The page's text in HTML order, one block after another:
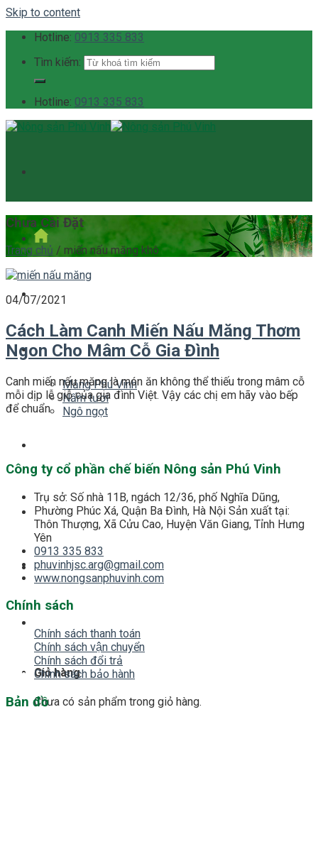
Skip to content
Hotline: 0913 335 833
Tìm kiếm:
Hotline: 0913 335 833
Giới thiệu
Sản Phẩm
Măng Phú Vinh
Nấm tươi
Ngô ngọt
Thư viện ảnh
Các món ăn
Giỏ hàng
Chưa có sản phẩm trong giỏ hàng.
Chưa Cài Đặt
Trang chủ / miến nấu măng khô
04/07/2021
Cách Làm Canh Miến Nấu Măng Thơm
Ngon Cho Mâm Cỗ Gia Đình
Canh miến nấu măng là món ăn không thể thiếu trong mâm cỗ
mỗi dịp lễ giỗ của gia đình Việt. Vậy các chị em hãy vào bếp
để chuẩn
Công ty cổ phần chế biến Nông sản Phú Vinh
Trụ sở: Số nhà 11B, ngách 12/36, phố Nghĩa Dũng,
Phường Phúc Xá, Quận Ba Đình, Hà Nội Sản xuất tại:
Thôn Thượng, Xã Cửu Cao, Huyện Văn Giang, Tỉnh Hưng
Yên
0913 335 833
phuvinhjsc.arg@gmail.com
www.nongsanphuvinh.com
Chính sách
Chính sách thanh toán
Chính sách vận chuyển
Chính sách đổi trả
Chính sách bảo hành
Bản đồ